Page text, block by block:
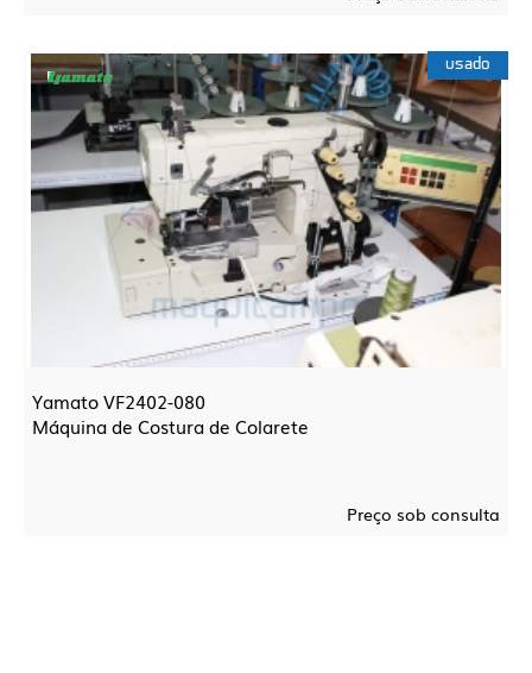
usado
Yamato VF2402-080
Máquina de Costura de Colarete
Preço sob consulta